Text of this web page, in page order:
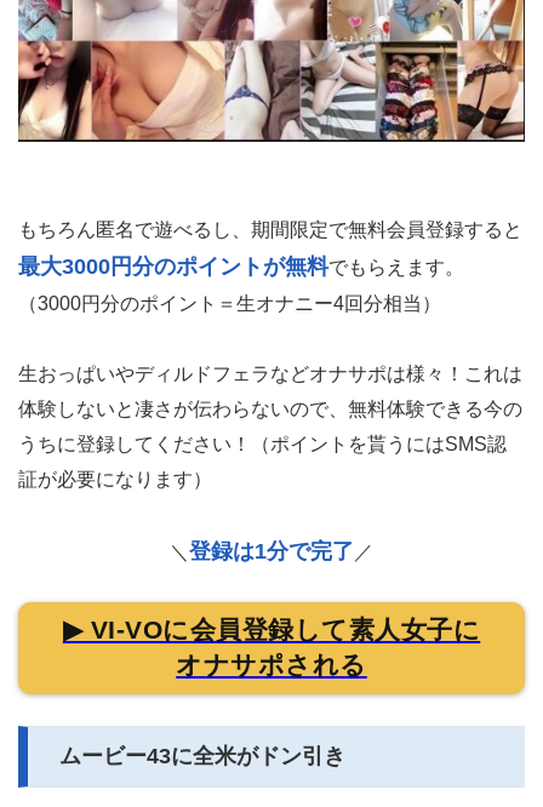
もちろん匿名で遊べるし、期間限定で無料会員登録すると
最大3000円分のポイントが無料でもらえます。
（3000円分のポイント＝生オナニー4回分相当）
生おっぱいやディルドフェラなどオナサポは様々！これは
体験しないと凄さが伝わらないので、無料体験できる今の
うちに登録してください！（ポイントを貰うにはSMS認
証が必要になります）
＼ 登録は1分で完了 ／
▶ VI-VOに会員登録して素人女子に
オナサポされる
ムービー43に全米がドン引き